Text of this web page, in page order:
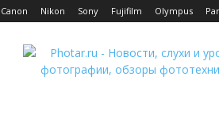
Canon Nikon Sony Fujifilm Olympus
Photar.ru